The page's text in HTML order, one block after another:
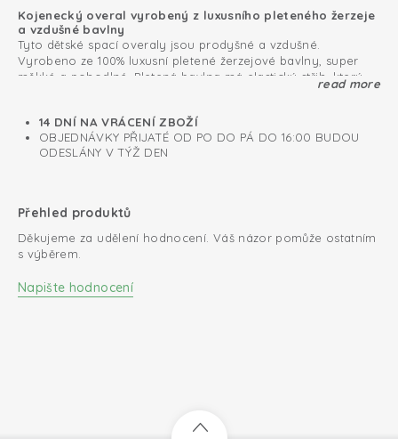
Kojenecký overal vyrobený z luxusního pleteného žerzeje
a vzdušné bavlny
Tyto dětské spací overaly jsou prodyšné a vzdušné.
Vyrobeno ze 100% luxusní pletené žerzejové bavlny, super
měkké a pohodlné. Pletená bavlna má elastický střih, který
dobře padne vašemu děťátku. Pro novorozence je důležité
patentky mezi nožičkami pro snadné přebalování. Naše
dětské overaly mají certifikaci Öko-Tex®, která dokládá
nulový obsah škodlivin.
zakryté nožičky.
0.3 TOG
Bavlněná pletenina; prodyšná a měkká
Snadné přebalování díky patentkám mezi nožičkama
read more
14 DNÍ NA VRÁCENÍ ZBOŽÍ
OBJEDNÁVKY PŘIJATÉ OD PO DO PÁ DO 16:00 BUDOU
ODESLÁNY V TÝŽ DEN
Přehled produktů
Děkujeme za udělení hodnocení. Váš názor pomůže ostatním
s výběrem.
Napište hodnocení